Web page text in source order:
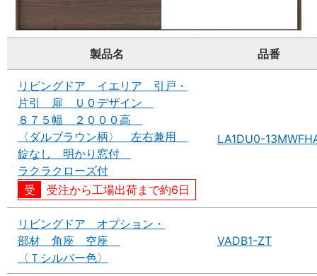
製品名 品番
リビングドア イエリア 引戸・
片引 扉 Ｕ０デザイン
８７５幅 ２０００高
〈ダルブラウン柄〉 左右兼用
錠なし 明かり窓付
ラクラクローズ付
受注から工場出荷まで約6日
LA1DU0-
リビングドア オプション・
部材 角座 空座
〈Ｔシルバー色〉
VADB1-ZT